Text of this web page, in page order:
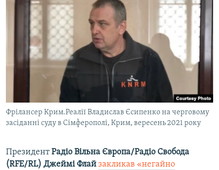
Фрілансер Крим.Реалії Владислав Єсипенко на черговому
засіданні суду в Сімферополі, Крим, вересень 2021 року
ПрезидентРадіо Вільна Європа/Радіо Свобода
(RFE/RL) Джеймі Флай закликав «негайно